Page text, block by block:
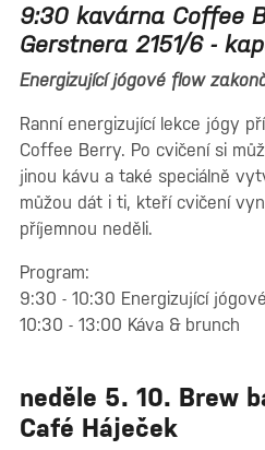
9:30 kavárna Coffee
Gerstnera 2151/6 -
Energizující jógové flow
Ranní energizující lekce jógy
Coffee Berry. Po cvičení si
jinou kávu a také speciálně
můžou dát i ti, kteří cvičení
příjemnou neděli.
Program:
9:30 - 10:30 Energizující
10:30 - 13:00 Káva & brunch
neděle 5. 10. Brew
Café Háječek